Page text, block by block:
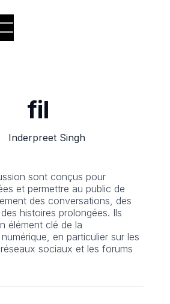
fil
Inderpreet Singh
sont conçus pour
et permettre au public de
des conversations, des
histoires prolongées. Ils
élément clé de la
en particulier sur les
sociaux et les forums